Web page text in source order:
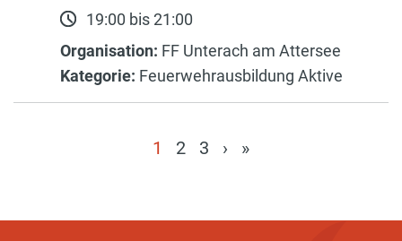
19:00 bis 21:00
Organisation: FF Unterach am Attersee
Kategorie: Feuerwehrausbildung Aktive
1 2 3 › »